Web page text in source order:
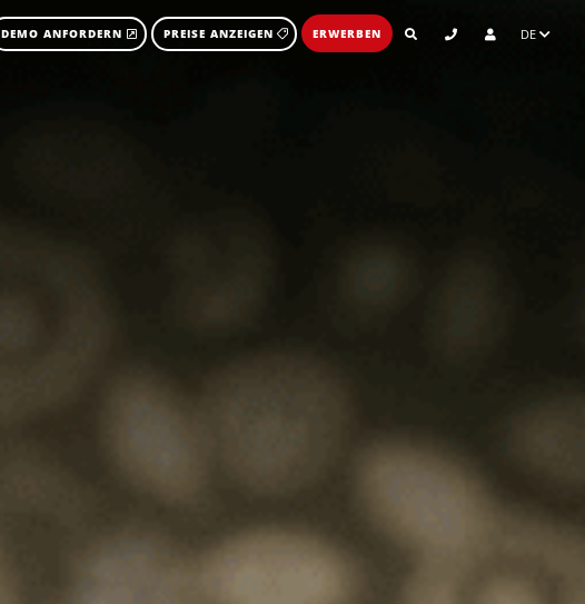
DEMO ANFORDERN PREISE ANZEIGEN ERWERBEN DE